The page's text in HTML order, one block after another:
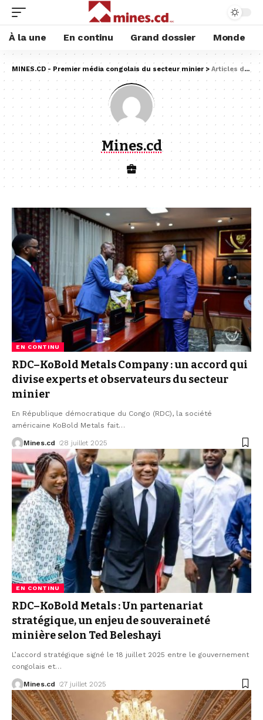
À la une En continu Grand dossier Monde
MINES.CD - Premier média congolais du secteur minier > Articles de : Mines.cd
Mines.cd
EN CONTINU
RDC–KoBold Metals Company : un accord qui
divise experts et observateurs du secteur
minier
En République démocratique du Congo (RDC), la société
américaine KoBold Metals fait…
Mines.cd 28 juillet 2025
EN CONTINU
RDC–KoBold Metals : Un partenariat
stratégique, un enjeu de souveraineté
minière selon Ted Beleshayi
L’accord stratégique signé le 18 juillet 2025 entre le gouvernement
congolais et…
Mines.cd 27 juillet 2025